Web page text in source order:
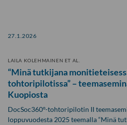
27.1.2026
LAILA KOLEHMAINEN ET AL.
“Minä tutkijana
tohtoripilotissa” –
Kuopiosta
DocSoc360°-tohtoripilotin II
loppuvuodesta 2025 teemalla “Minä